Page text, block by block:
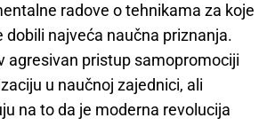
radove o tehnikama za koje
dobili najveća naučna priznanja.
agresivan pristup samopromociji
u naučnoj zajednici, ali
na to da je moderna revolucija